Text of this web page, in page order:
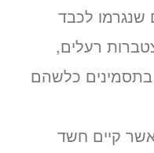
שנגרמו לכבד
רעלים,
בתסמינים כלשהם
קיים חשד